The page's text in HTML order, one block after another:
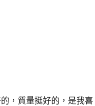
，質量挺好的，是我喜